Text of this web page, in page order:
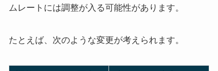
ムレートには調整が入る可能性があります。
たとえば、次のような変更が考えられます。